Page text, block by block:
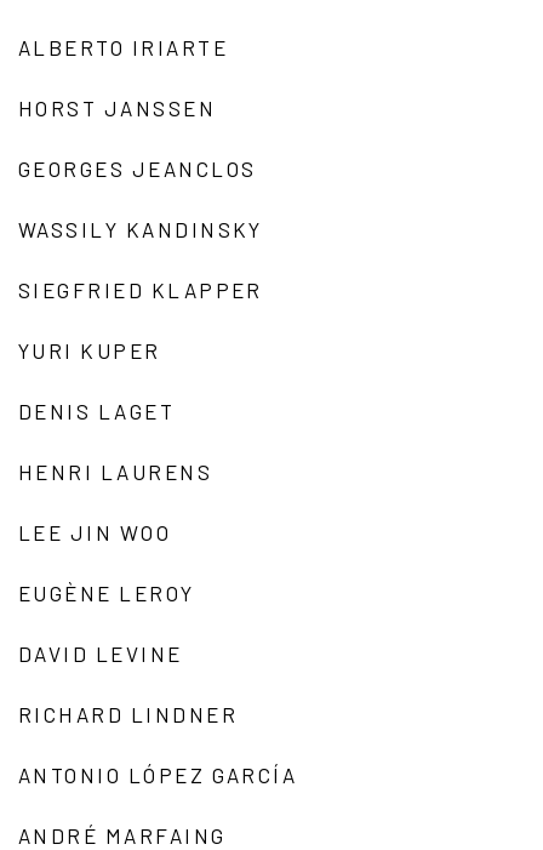
ALBERTO IRIARTE
HORST JANSSEN
GEORGES JEANCLOS
WASSILY KANDINSKY
SIEGFRIED KLAPPER
YURI KUPER
DENIS LAGET
HENRI LAURENS
LEE JIN WOO
EUGÈNE LEROY
DAVID LEVINE
RICHARD LINDNER
ANTONIO LÓPEZ GARCÍA
ANDRÉ MARFAING